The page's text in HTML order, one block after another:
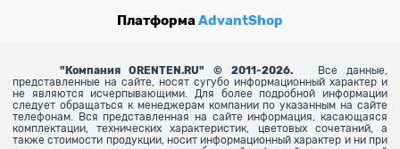
ПлатформаAdvantShop
" Компания ORENTEN.RU" © 2011-2026.
Все данные,
представленные на сайте, носят сугубо информационный характер и
не являются исчерпывающими. Для более подробной информации
следует обращаться к менеджерам компании по указанным на сайте
телефонам. Вся представленная на сайте информация, касающаяся
комплектации, технических характеристик, цветовых сочетаний, а
также стоимости продукции, носит информационный характер и ни при